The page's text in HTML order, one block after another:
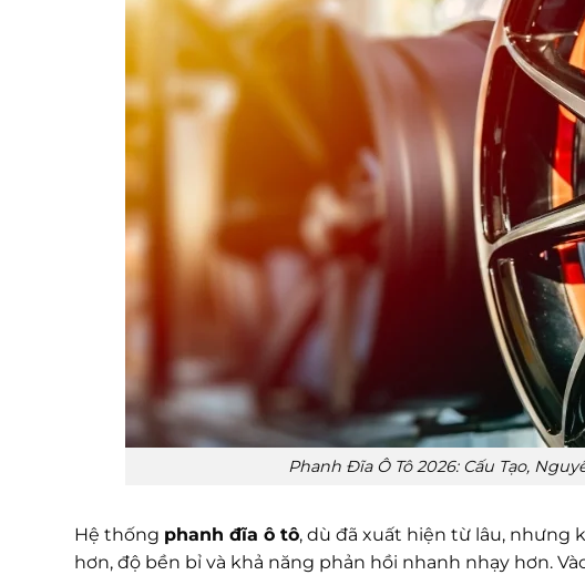
Phanh Đĩa Ô Tô 2026: Cấu Tạo,
Hệ thống phanh đĩa ô tô, dù đã xuất hiện từ lâu, nhưng
hơn, độ bền bỉ và khả năng phản hồi nhanh nhạy hơn.